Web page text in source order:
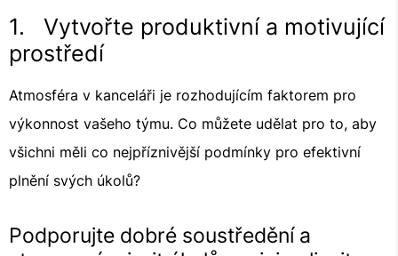
1. Vytvořte produktivní a motivující
prostředí
Atmosféra v kanceláři je rozhodujícím faktorem pro
výkonnost vašeho týmu. Co můžete udělat pro to, aby
všichni měli co nejpříznivější podmínky pro efektivní
plnění svých úkolů?
Podporujte dobré soustředění a